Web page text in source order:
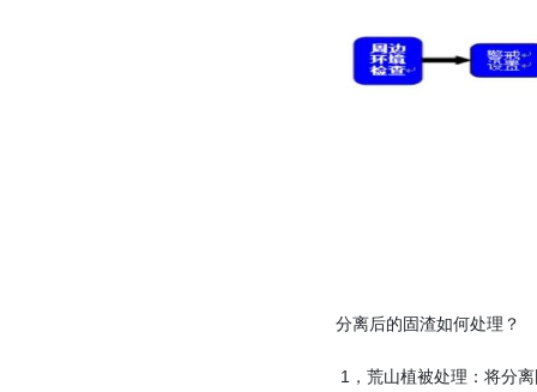
分离后的固渣如何处理？
1，荒山植被处理：将分